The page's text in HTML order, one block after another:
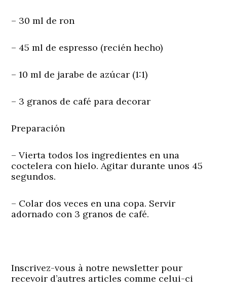
– 30 ml de ron
– 45 ml de espresso (recién hecho)
– 10 ml de jarabe de azúcar (1:1)
– 3 granos de café para decorar
Preparación
– Vierta todos los ingredientes en una
coctelera con hielo. Agitar durante unos 45
segundos.
– Colar dos veces en una copa. Servir
adornado con 3 granos de café.
Inscrivez-vous à notre newsletter pour
recevoir d’autres articles comme celui-ci